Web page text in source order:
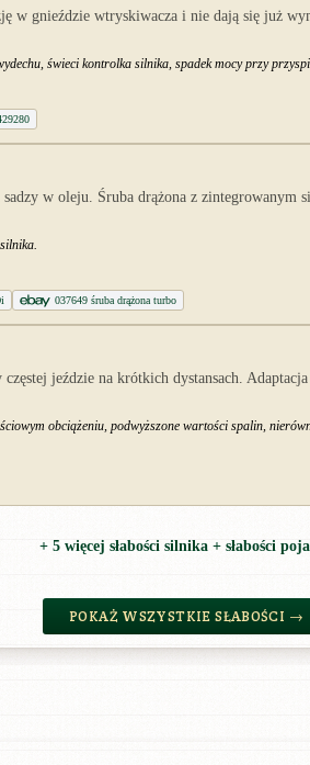
w gnieździe wtryskiwacza i nie dają się już
świeci kontrolka silnika, spadek mocy przy
w oleju. Śruba drążona z
037649 śruba drążona turbo
jeździe na krótkich dystansach.
obciążeniu, podwyższone wartości spalin,
+ 5 więcej słabości silnika + słabości
POKAŻ WSZYSTKIE SŁABOŚCI →